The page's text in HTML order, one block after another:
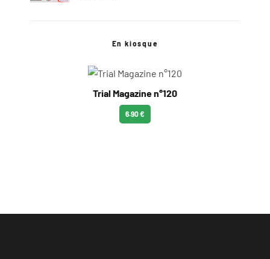
En kiosque
Trial Magazine n°120
6.90 €